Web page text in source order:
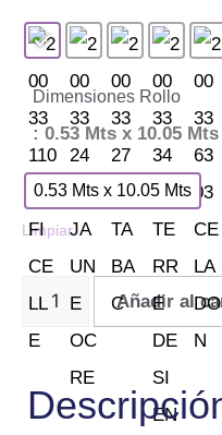
Dimensiones Rollo
: 0.53 Mts x 10.05 Mts
0.53 Mts x 10.05 Mts
Limpiar
Añadir al